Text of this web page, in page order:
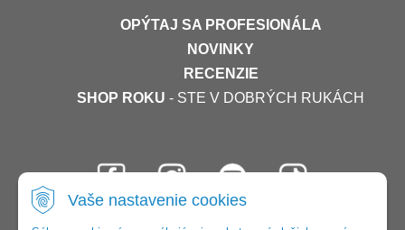
Vaše nastavenie cookies
OPÝTAJ SA PROFESIONÁLA
NOVINKY
RECENZIE
SHOP ROKU - STE V DOBRÝCH RUKÁCH